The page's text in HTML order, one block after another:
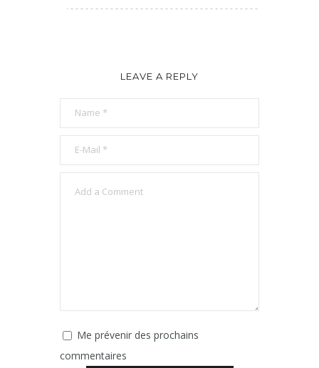
LEAVE A REPLY
Me prévenir des prochains
commentaires